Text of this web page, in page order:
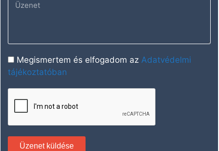
Megismertem és elfogadom az Adatvédelmi
tájékoztatóban
Üzenet küldése